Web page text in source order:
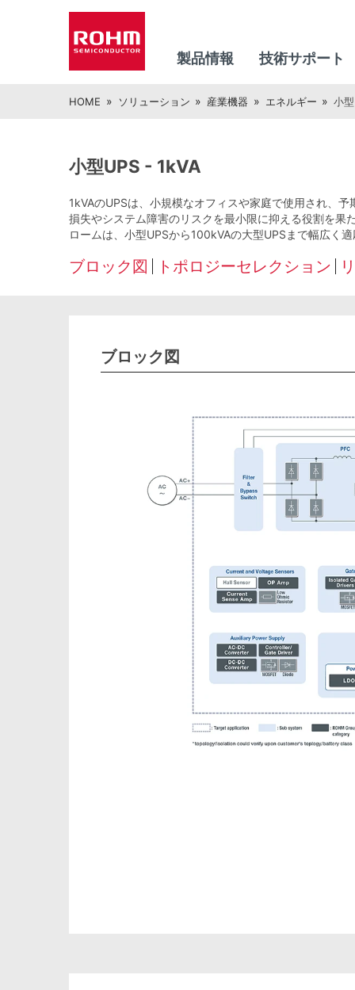
製品情報 技術サポート
HOME ソリューション 産業機器 エネルギー 小
小型UPS - 1kVA
1kVAのUPSは、小規模なオフィスや家庭で使用され、
損失やシステム障害のリスクを最小限に抑える役割を果
ロームは、小型UPSから100kVAの大型UPSまで幅広く
ブロック図 トポロジーセレクション
ブロック図